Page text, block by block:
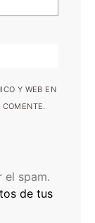
Y WEB EN
COMENTE.
el spam.
de tus